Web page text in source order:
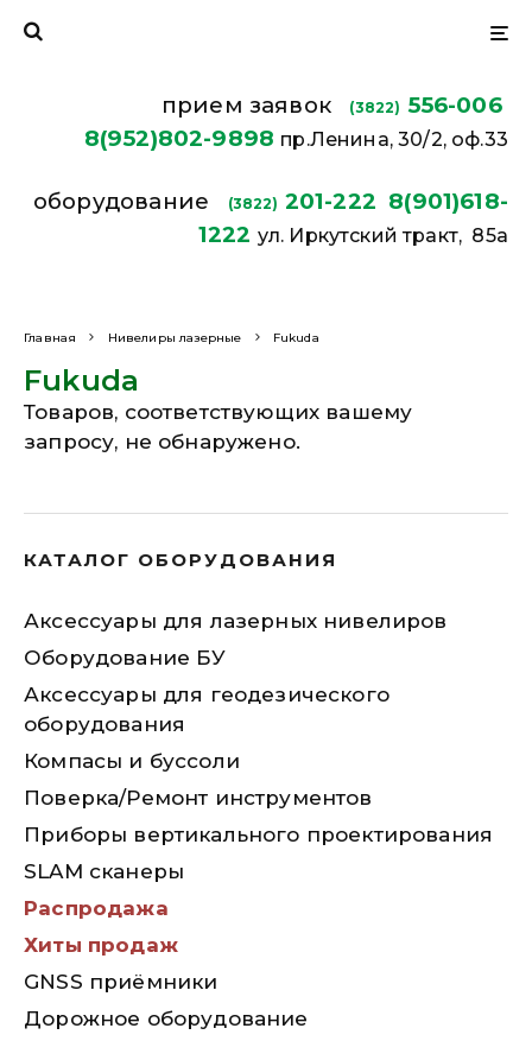
прием заявок (3822) 556-006
8(952)802-9898 пр.Ленина, 30/2, оф.33
оборудование (3822) 201-222 8(901)618-
1222 ул. Иркутский тракт, 85а
Главная Нивелиры лазерные Fukuda
Fukuda
Товаров, соответствующих вашему
запросу, не обнаружено.
КАТАЛОГ ОБОРУДОВАНИЯ
Аксессуары для лазерных нивелиров
Оборудование БУ
Аксессуары для геодезического
оборудования
Компасы и буссоли
Поверка/Ремонт инструментов
Приборы вертикального проектирования
SLAM сканеры
Распродажа
Хиты продаж
GNSS приёмники
Дорожное оборудование